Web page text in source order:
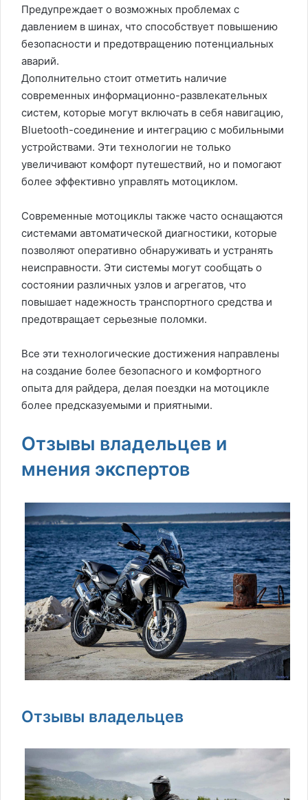
Предупреждает о возможных проблемах с
давлением в шинах, что способствует повышению
безопасности и предотвращению потенциальных
аварий.
Дополнительно стоит отметить наличие
современных информационно-развлекательных
систем, которые могут включать в себя навигацию,
Bluetooth-соединение и интеграцию с мобильными
устройствами. Эти технологии не только
увеличивают комфорт путешествий, но и помогают
более эффективно управлять мотоциклом.
Современные мотоциклы также часто оснащаются
системами автоматической диагностики, которые
позволяют оперативно обнаруживать и устранять
неисправности. Эти системы могут сообщать о
состоянии различных узлов и агрегатов, что
повышает надежность транспортного средства и
предотвращает серьезные поломки.
Все эти технологические достижения направлены
на создание более безопасного и комфортного
опыта для райдера, делая поездки на мотоцикле
более предсказуемыми и приятными.
Отзывы владельцев и
мнения экспертов
Отзывы владельцев